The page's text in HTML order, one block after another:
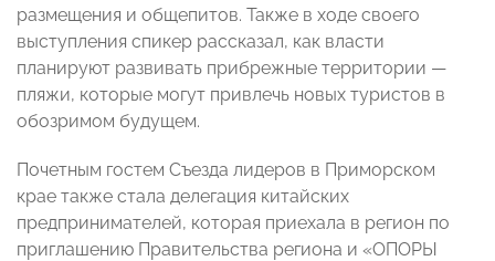
размещения и общепитов. Также в ходе своего
выступления спикер рассказал, как власти
планируют развивать прибрежные территории —
пляжи, которые могут привлечь новых туристов в
обозримом будущем.
Почетным гостем Съезда лидеров в Приморском
крае также стала делегация китайских
предпринимателей, которая приехала в регион по
приглашению Правительства региона и «ОПОРЫ